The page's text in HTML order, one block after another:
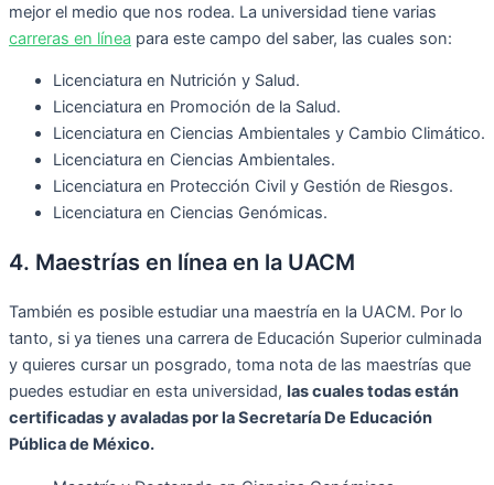
mejor el medio que nos rodea. La universidad tiene varias
carreras en línea para este campo del saber, las cuales son:
Licenciatura en Nutrición y Salud.
Licenciatura en Promoción de la Salud.
Licenciatura en Ciencias Ambientales y Cambio Climático.
Licenciatura en Ciencias Ambientales.
Licenciatura en Protección Civil y Gestión de Riesgos.
Licenciatura en Ciencias Genómicas.
4. Maestrías en línea en la UACM
También es posible estudiar una maestría en la UACM. Por lo
tanto, si ya tienes una carrera de Educación Superior culminada
y quieres cursar un posgrado, toma nota de las maestrías que
puedes estudiar en esta universidad, las cuales todas están
certificadas y avaladas por la Secretaría De Educación
Pública de México.